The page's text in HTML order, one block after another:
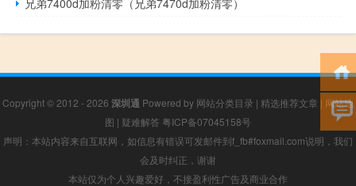
Copyright © 2012 - 2026 深圳通 Powered by 网站分类目录 | 精选推荐文章 | 网站地
图 | 疑难解答 粤ICP备07045158号
声明：本站内容来自互联网，如信息有错误可发邮件到f_fb#foxmail.com说明，我们
会及时纠正，谢谢
本站仅为个人兴趣爱好，不接盈利性广告及商业合作